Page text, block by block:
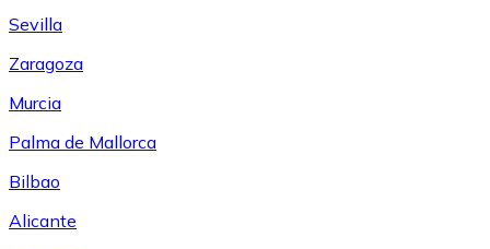
Sevilla
Zaragoza
Murcia
Palma de Mallorca
Bilbao
Alicante